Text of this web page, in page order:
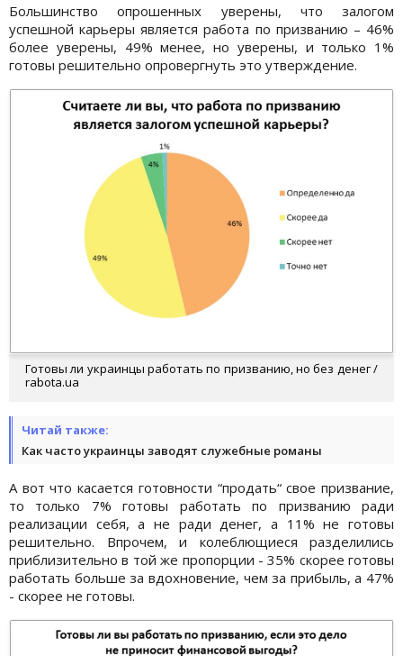
Большинство опрошенных уверены, что залогом
успешной карьеры является работа по призванию – 46%
более уверены, 49% менее, но уверены, и только 1%
готовы решительно опровергнуть это утверждение.
Готовы ли украинцы работать по призванию, но без денег /
rabota.ua
Читай также:
Как часто украинцы заводят служебные романы
А вот что касается готовности “продать“ свое призвание,
то только 7% готовы работать по призванию ради
реализации себя, а не ради денег, а 11% не готовы
решительно. Впрочем, и колеблющиеся разделились
приблизительно в той же пропорции - 35% скорее готовы
работать больше за вдохновение, чем за прибыль, а 47%
- скорее не готовы.